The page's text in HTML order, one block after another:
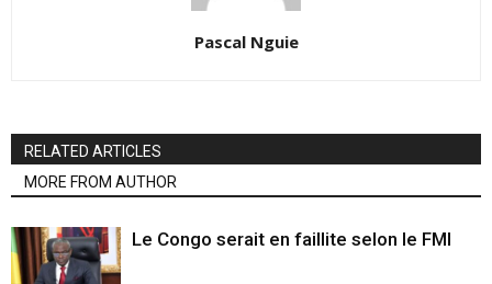
Pascal Nguie
RELATED ARTICLES
MORE FROM AUTHOR
Le Congo serait en faillite selon le FMI